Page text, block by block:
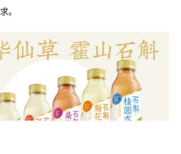
。